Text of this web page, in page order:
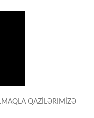
QAZİLƏRIMİZƏ